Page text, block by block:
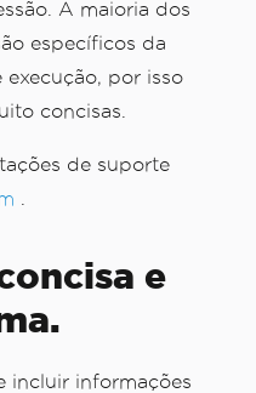
A maioria dos
específicos da
por isso
concisas.
de suporte
e
incluir informações